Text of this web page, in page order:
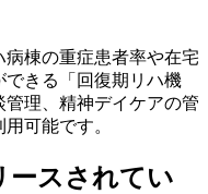
棟の重症患者率や在宅
きる「回復期リハ機
理、精神デイケアの管
可能です。
ースされてい